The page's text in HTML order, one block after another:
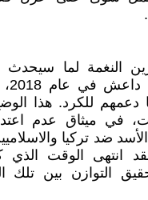
النغمة لما سيحدث
دعمهم للكرد. هذا
في ميثاق عدم
ضد تركيا
انتهى الوقت الذي
التوازن بين تلك